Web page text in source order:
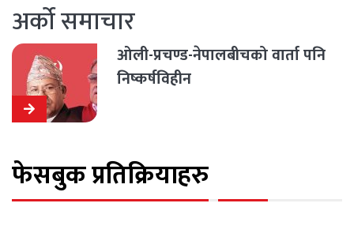
अर्को समाचार
ओली-प्रचण्ड-नेपालबीचको वार्ता पनि
निष्कर्षविहीन
फेसबुक प्रतिक्रियाहरु